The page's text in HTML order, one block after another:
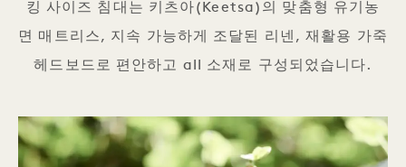
킹 사이즈 침대는 키츠아(Keetsa)의 맞춤형 유기농
면 매트리스, 지속 가능하게 조달된 리넨, 재활용 가죽
헤드보드로 편안하고 all 소재로 구성되었습니다.